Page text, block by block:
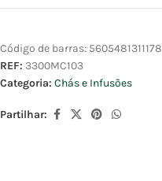
Código de barras: 5605481311178
REF: 3300MC103
Categoria: Chás e Infusões
Partilhar: